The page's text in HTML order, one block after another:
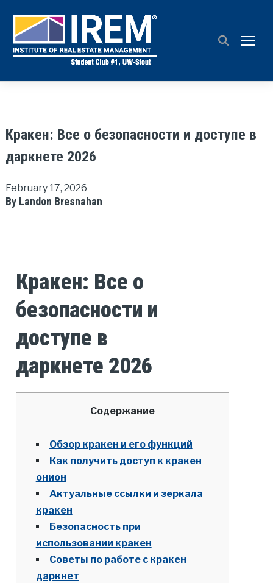
Кракен: Все о безопасности и доступе в
даркнете 2026
February 17, 2026
By Landon Bresnahan
Кракен: Все о
безопасности и
доступе в
даркнете 2026
Содержание
Обзор кракен и его функций
Как получить доступ к кракен
онион
Актуальные ссылки и зеркала
кракен
Безопасность при
использовании кракен
Советы по работе с кракен
даркнет